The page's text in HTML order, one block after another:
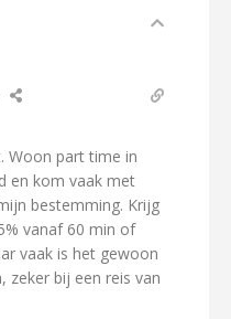
Woon part time in
en kom vaak met
bestemming. Krijg
vanaf 60 min of
vaak is het gewoon
bij een reis van